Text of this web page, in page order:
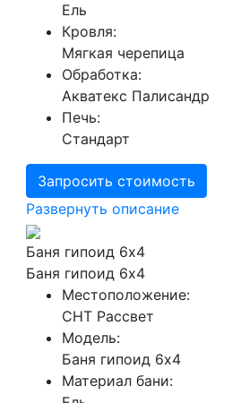
Ель
Кровля:
Мягкая черепица
Обработка:
Акватекс Палисандр
Печь:
Стандарт
Запросить стоимость
Развернуть описание
Баня гипоид 6х4
Баня гипоид 6х4
Местоположение:
СНТ Рассвет
Модель:
Баня гипоид 6х4
Материал бани: